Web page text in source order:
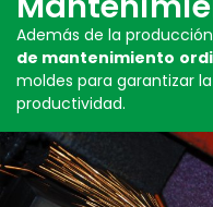
Además de la
de mantenimiento
moldes para garantizar
productividad.